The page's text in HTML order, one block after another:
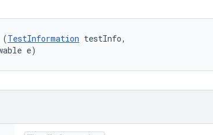
(TestInformation testInfo,
e)